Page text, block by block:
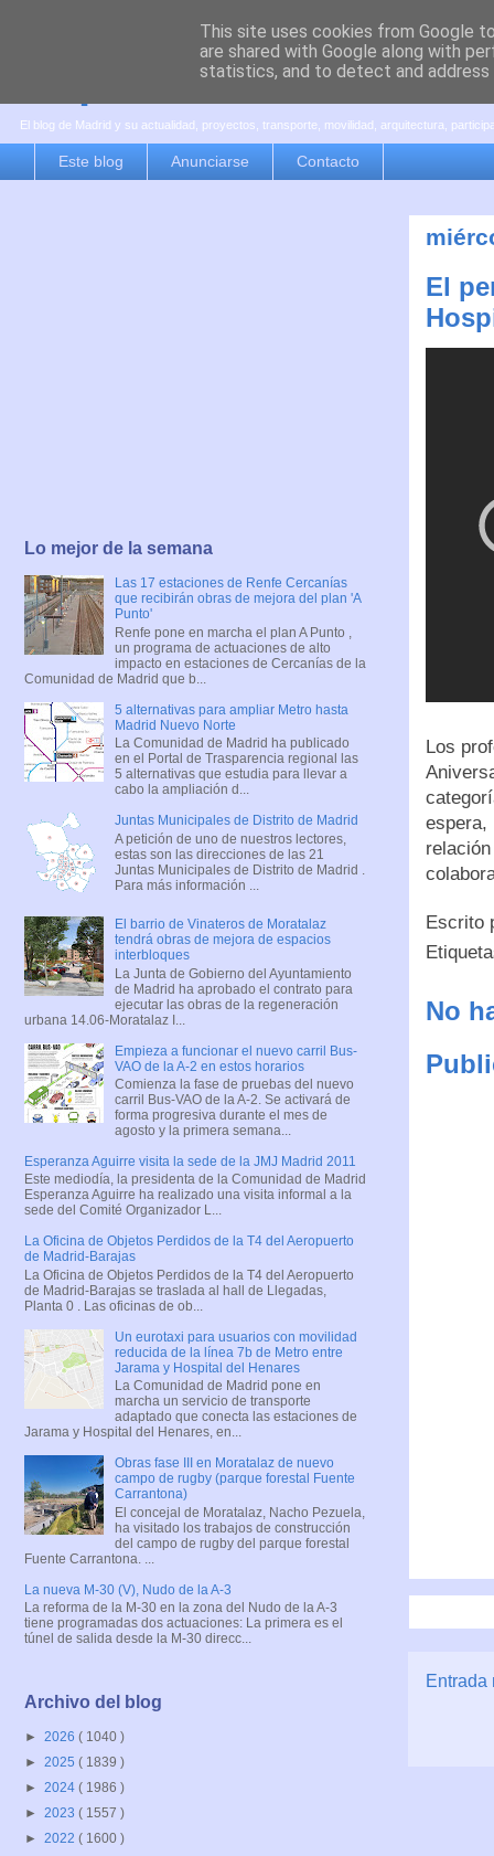
es por madrid
El blog de Madrid y su actualidad, proyectos, transporte, movilidad, arquitectura,
Este blog Anunciarse Contacto
El
Los
espera,
Escrito
No
Entrada
Lo mejor de la semana
Las 17 estaciones de Renfe Cercanías
que recibirán obras de mejora del plan 'A
Punto'
Renfe pone en marcha el plan A Punto ,
un programa de actuaciones de alto
impacto en estaciones de Cercanías de la
Comunidad de Madrid que b...
5 alternativas para ampliar Metro hasta
Madrid Nuevo Norte
La Comunidad de Madrid ha publicado
en el Portal de Trasparencia regional las
5 alternativas que estudia para llevar a
cabo la ampliación d...
Juntas Municipales de Distrito de Madrid
A petición de uno de nuestros lectores,
estas son las direcciones de las 21
Juntas Municipales de Distrito de Madrid .
Para más información ...
El barrio de Vinateros de Moratalaz
tendrá obras de mejora de espacios
interbloques
La Junta de Gobierno del Ayuntamiento
de Madrid ha aprobado el contrato para
ejecutar las obras de la regeneración
urbana 14.06-Moratalaz I...
Empieza a funcionar el nuevo carril Bus-
VAO de la A-2 en estos horarios
Comienza la fase de pruebas del nuevo
carril Bus-VAO de la A-2. Se activará de
forma progresiva durante el mes de
agosto y la primera semana...
Esperanza Aguirre visita la sede de la JMJ Madrid 2011
Este mediodía, la presidenta de la Comunidad de Madrid
Esperanza Aguirre ha realizado una visita informal a la
sede del Comité Organizador L...
La Oficina de Objetos Perdidos de la T4 del Aeropuerto
de Madrid-Barajas
La Oficina de Objetos Perdidos de la T4 del Aeropuerto
de Madrid-Barajas se traslada al hall de Llegadas,
Planta 0 . Las oficinas de ob...
Un eurotaxi para usuarios con movilidad
reducida de la línea 7b de Metro entre
Jarama y Hospital del Henares
La Comunidad de Madrid pone en
marcha un servicio de transporte
adaptado que conecta las estaciones de
Jarama y Hospital del Henares, en...
Obras fase III en Moratalaz de nuevo
campo de rugby (parque forestal Fuente
Carrantona)
El concejal de Moratalaz, Nacho Pezuela,
ha visitado los trabajos de construcción
del campo de rugby del parque forestal
Fuente Carrantona. ...
La nueva M-30 (V), Nudo de la A-3
La reforma de la M-30 en la zona del Nudo de la A-3
tiene programadas dos actuaciones: La primera es el
túnel de salida desde la M-30 direcc...
Archivo del blog
► 2026 ( 1040 )
► 2025 ( 1839 )
► 2024 ( 1986 )
► 2023 ( 1557 )
► 2022 ( 1600 )
This site uses cookies from Google
are shared with Google along with
statistics, and to detect and address